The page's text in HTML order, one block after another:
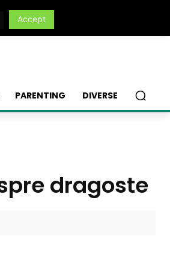
PARENTING DIVERSE
dragoste
Accept